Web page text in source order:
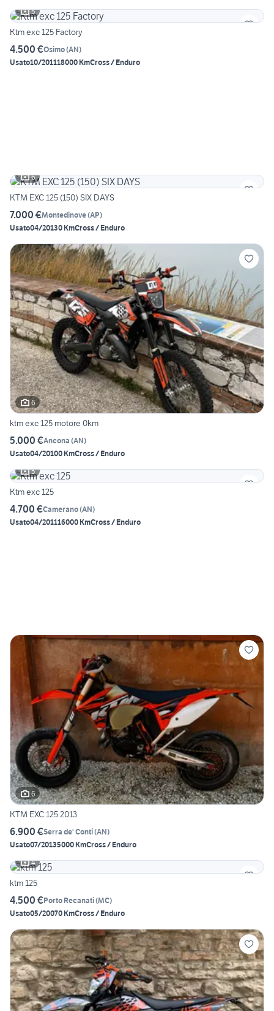
5
Ktm exc 125 Factory
4.500 €Osimo(AN)
Usato10/201118000 KmCross / Enduro
6
KTM EXC 125 (150) SIX DAYS
7.000 €Montedinove(AP)
Usato04/20130 KmCross / Enduro
6
ktm exc 125 motore 0km
5.000 €Ancona (AN)
Usato04/20100 KmCross / Enduro
5
Ktm exc 125
4.700 €Camerano(AN)
Usato04/201116000 KmCross / Enduro
6
KTM EXC 125 2013
6.900 €Serra de' Conti(AN)
Usato07/20135000 KmCross / Enduro
4
ktm 125
4.500 €Porto Recanati(MC)
Usato05/20070 KmCross / Enduro